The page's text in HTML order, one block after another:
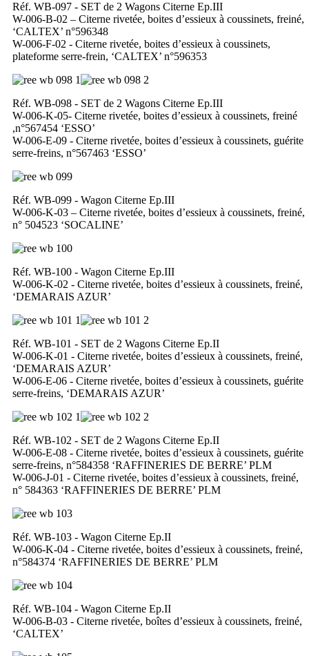
Réf. WB-097 - SET de 2 Wagons Citerne Ep.III
W-006-B-02 – Citerne rivetée, boites d’essieux à coussinets, freiné,
‘CALTEX’ n°596348
W-006-F-02 - Citerne rivetée, boites d’essieux à coussinets,
plateforme serre-frein, ‘CALTEX’ n°596353
Réf. WB-098 - SET de 2 Wagons Citerne Ep.III
W-006-K-05- Citerne rivetée, boites d’essieux à coussinets, freiné
,n°567454 ‘ESSO’
W-006-E-09 - Citerne rivetée, boites d’essieux à coussinets, guérite
serre-freins, n°567463 ‘ESSO’
Réf. WB-099 - Wagon Citerne Ep.III
W-006-K-03 – Citerne rivetée, boites d’essieux à coussinets, freiné,
n° 504523 ‘SOCALINE’
Réf. WB-100 - Wagon Citerne Ep.III
W-006-K-02 - Citerne rivetée, boites d’essieux à coussinets, freiné,
‘DEMARAIS AZUR’
Réf. WB-101 - SET de 2 Wagons Citerne Ep.II
W-006-K-01 - Citerne rivetée, boites d’essieux à coussinets, freiné,
‘DEMARAIS AZUR’
W-006-E-06 - Citerne rivetée, boites d’essieux à coussinets, guérite
serre-freins, ‘DEMARAIS AZUR’
Réf. WB-102 - SET de 2 Wagons Citerne Ep.II
W-006-E-08 - Citerne rivetée, boites d’essieux à coussinets, guérite
serre-freins, n°584358 ‘RAFFINERIES DE BERRE’ PLM
W-006-J-01 - Citerne rivetée, boites d’essieux à coussinets, freiné,
n° 584363 ‘RAFFINERIES DE BERRE’ PLM
Réf. WB-103 - Wagon Citerne Ep.II
W-006-K-04 - Citerne rivetée, boites d’essieux à coussinets, freiné,
n°584374 ‘RAFFINERIES DE BERRE’ PLM
Réf. WB-104 - Wagon Citerne Ep.II
W-006-B-03 - Citerne rivetée, boîtes d’essieux à coussinets, freiné,
‘CALTEX’